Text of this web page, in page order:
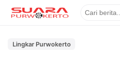
Lingkar Purwokerto